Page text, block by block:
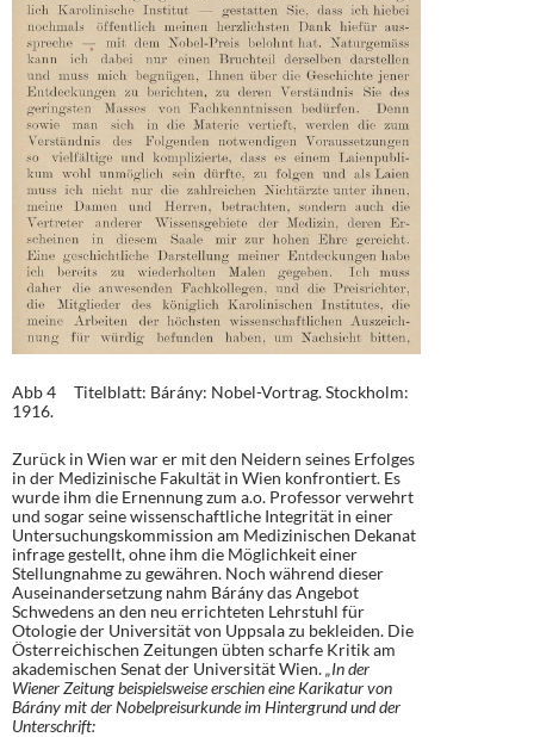
Abb 4 Titelblatt: Bárány: Nobel-Vortrag. Stockholm:
1916.
Zurück in Wien war er mit den Neidern seines Erfolges
in der Medizinische Fakultät in Wien konfrontiert. Es
wurde ihm die Ernennung zum a.o. Professor verwehrt
und sogar seine wissenschaftliche Integrität in einer
Untersuchungskommission am Medizinischen Dekanat
infrage gestellt, ohne ihm die Möglichkeit einer
Stellungnahme zu gewähren. Noch während dieser
Auseinandersetzung nahm Bárány das Angebot
Schwedens an den neu errichteten Lehrstuhl für
Otologie der Universität von Uppsala zu bekleiden. Die
Österreichischen Zeitungen übten scharfe Kritik am
akademischen Senat der Universität Wien.„In der
Wiener Zeitung beispielsweise erschien eine Karikatur von
Bárány mit der Nobelpreisurkunde im Hintergrund und der
Unterschrift: